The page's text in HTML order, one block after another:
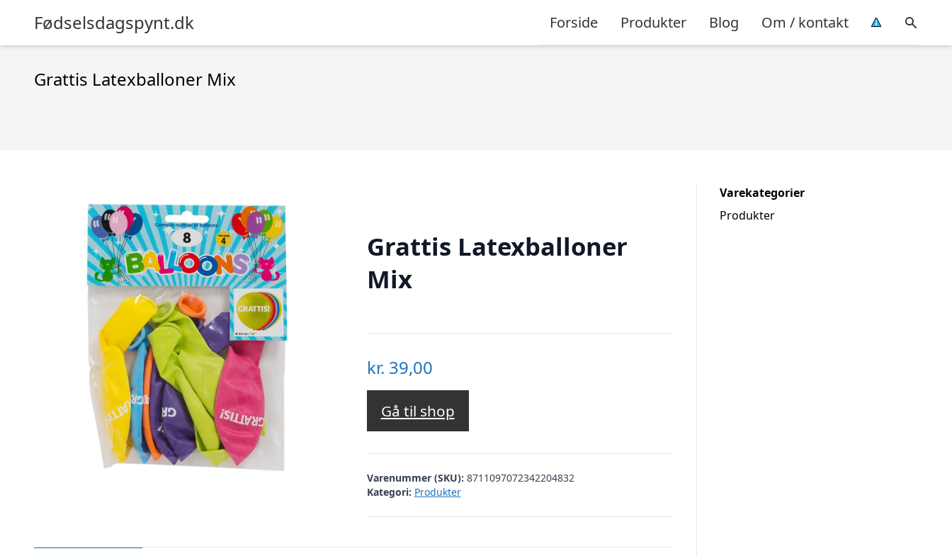
Fødselsdagspynt.dk Forside Produkter Blog Om / kontakt
Grattis Latexballoner Mix
Grattis Latexballoner
Mix
kr. 39,00
Gå til shop
Varenummer (SKU): 8711097072342204832
Kategori: Produkter
Varekategorier
Produkter